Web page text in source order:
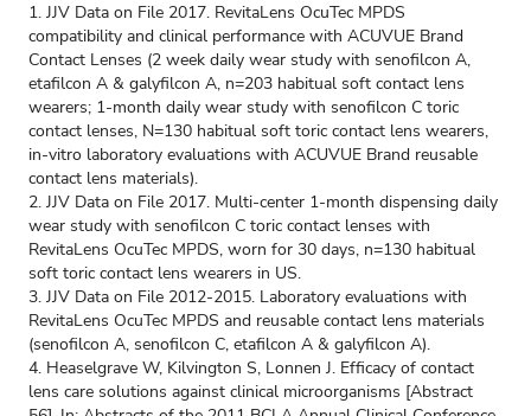
1. JJV Data on File 2017. RevitaLens OcuTec MPDS
compatibility and clinical performance with ACUVUE Brand
Contact Lenses (2 week daily wear study with senofilcon A,
etafilcon A & galyfilcon A, n=203 habitual soft contact lens
wearers; 1-month daily wear study with senofilcon C toric
contact lenses, N=130 habitual soft toric contact lens wearers,
in-vitro laboratory evaluations with ACUVUE Brand reusable
contact lens materials).
2. JJV Data on File 2017. Multi-center 1-month dispensing daily
wear study with senofilcon C toric contact lenses with
RevitaLens OcuTec MPDS, worn for 30 days, n=130 habitual
soft toric contact lens wearers in US.
3. JJV Data on File 2012-2015. Laboratory evaluations with
RevitaLens OcuTec MPDS and reusable contact lens materials
(senofilcon A, senofilcon C, etafilcon A & galyfilcon A).
4. Heaselgrave W, Kilvington S, Lonnen J. Efficacy of contact
lens care solutions against clinical microorganisms [Abstract